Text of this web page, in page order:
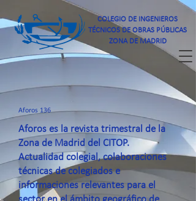
COLEGIO DE INGENIEROS
TÉCNICOS DE OBRAS PÚBLICAS
ZONA DE MADRID
Aforos 136
Aforos es la revista trimestral de la
Zona de Madrid del CITOP.
Actualidad colegial, colaboraciones
técnicas de colegiados e
informaciones relevantes para el